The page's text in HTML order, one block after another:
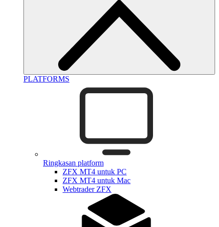
PLATFORMS
Ringkasan platform
ZFX MT4 untuk PC
ZFX MT4 untuk Mac
Webtrader ZFX